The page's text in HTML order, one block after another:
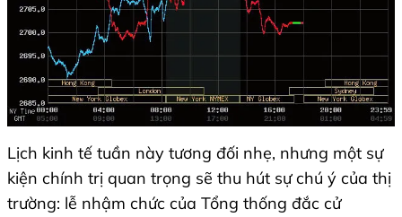
Lịch kinh tế tuần này tương đối nhẹ, nhưng một sự
kiện chính trị quan trọng sẽ thu hút sự chú ý của thị
trường: lễ nhậm chức của Tổng thống đắc cử